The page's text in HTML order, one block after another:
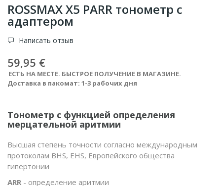
ROSSMAX X5 PARR тонометр с
адаптером
Написать отзыв
59,95 €
ЕСТЬ НА МЕСТЕ. БЫСТРОЕ ПОЛУЧЕНИЕ В МАГАЗИНЕ.
Доставка в пакомат: 1-3 рабочих дня
Тонометр с функцией определения
мерцательной аритмии
Высшая степень точности согласно международным
протоколам BHS, EHS, Европейского общества
гипертонии
ARR - определение аритмии